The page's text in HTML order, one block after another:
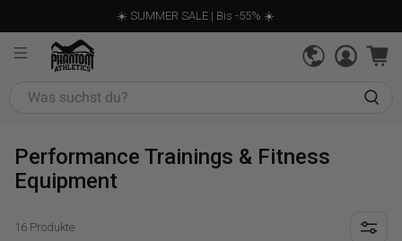
☀️ SUMMER SALE | Bis -55% ☀️
Was
Performance Trainings & Fitness
Equipment
16 Produkte